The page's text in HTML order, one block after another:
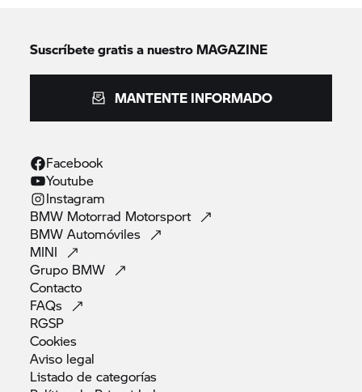
Suscríbete gratis a nuestro MAGAZINE
MANTENTE INFORMADO
Facebook
Youtube
Instagram
BMW Motorrad Motorsport
BMWAutomóviles
MINI
Grupo BMW
Contacto
FAQs
RGSP
Cookies
Aviso legal
Listado decategorías